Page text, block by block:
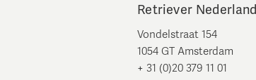
Retriever Nederland
Vondelstraat 154
1054 GT Amsterdam
+ 31 (0)20 379 11 01